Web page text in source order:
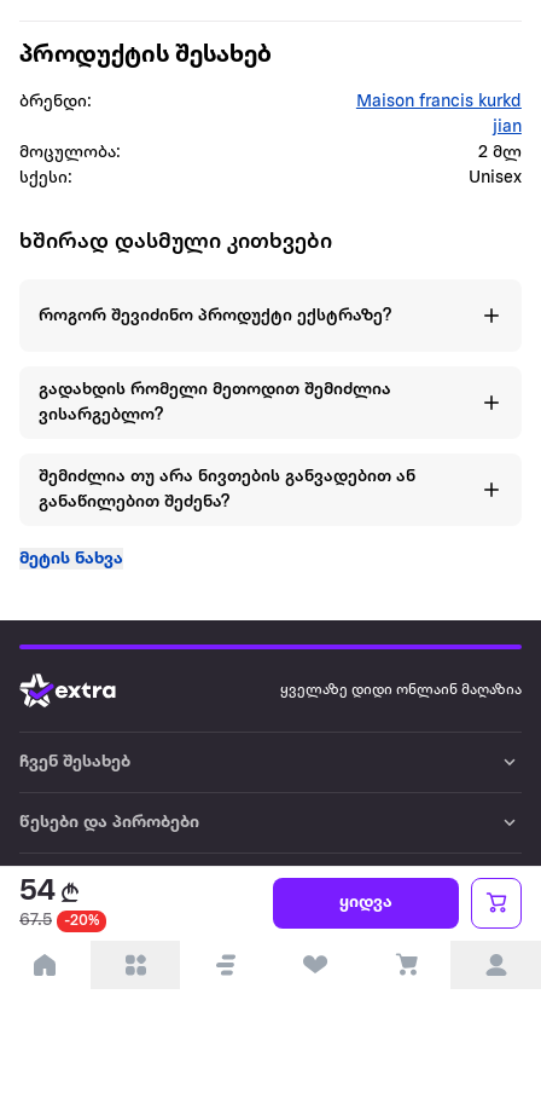
54
67.5 -20%
ყიდვა
პროდუქტის შესახებ
ბრენდი:
Maison francis kurkd
jian
მოცულობა:
2 მლ
სქესი:
Unisex
ხშირად დასმული კითხვები
როგორ შევიძინო პროდუქტი ექსტრაზე?
გადახდის რომელი მეთოდით შემიძლია
ვისარგებლო?
შემიძლია თუ არა ნივთების განვადებით ან
განაწილებით შეძენა?
მეტის ნახვა
ყველაზე დიდი ონლაინ მაღაზია
ჩვენ შესახებ
წესები და პირობები
პარტნიორებისთვის